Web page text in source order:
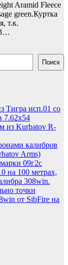
Aramid Fleece
green.Куртка
т.к.
Поиск
Тигра исп.01 со
7.62х54
из Kurbatov R-
калибров
Arms)
09г2с
на 100 метрах,
308win.
точки
от SibFire на